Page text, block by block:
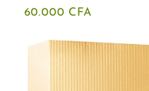
60.000 CFA